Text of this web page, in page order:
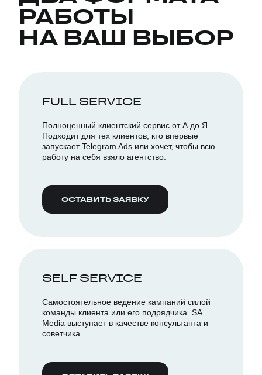
РАБОТЫ
НА ВАШ ВЫБОР
FULL SERVICE
Полноценный клиентский сервис от А до Я.
Подходит для тех клиентов, кто впервые
запускает Telegram Ads или хочет, чтобы всю
работу на себя взяло агентство.
ОСТАВИТЬ ЗАЯВКУ
SELF SERVICE
Самостоятельное ведение кампаний силой
команды клиента или его подрядчика. SA
Media выступает в качестве консультанта и
советчика.